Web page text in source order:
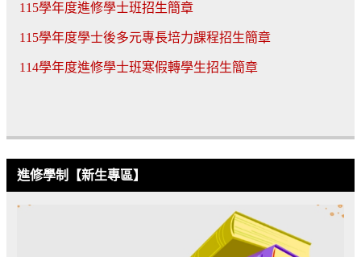
115學年度進修學士班招生簡章
115學年度學士後多元專長培力課程招生簡章
114學年度進修學士班寒假轉學生招生簡章
進修學制【新生專區】